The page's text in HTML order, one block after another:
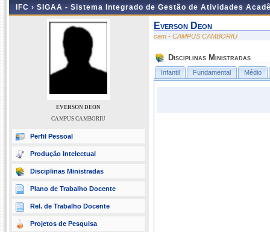
IFC › SIGAA - Sistema Integrado de Gestão de Atividades
EVERSON DEON
CAMPUS CAMBORIU
Perfil Pessoal
Produção Intelectual
Disciplinas Ministradas
Plano de Trabalho Docente
Rel. de Trabalho Docente
Projetos de Pesquisa
Everson Deon
cam - CAMPUS CAMBORIU
Disciplinas Ministradas
Infantil Fundamental Médio